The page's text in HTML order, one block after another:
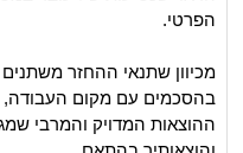
הפרטי.
מכיוון שתנאי ההחזר
בהסכמים עם מקום
ההוצאות המדויק והמרבי